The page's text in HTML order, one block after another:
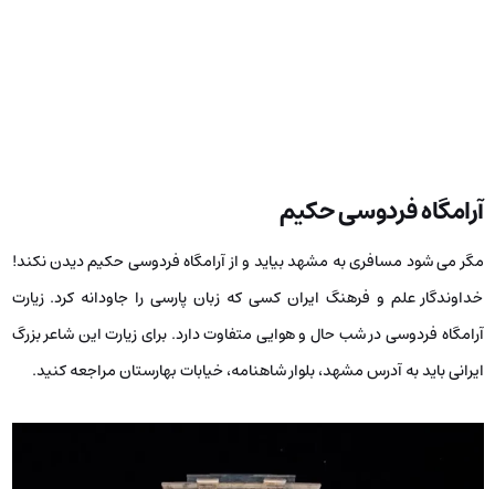
آرامگاه فردوسی حکیم
مگر می ­شود مسافری به مشهد بیاید و از آرامگاه فردوسی حکیم دیدن نکند!
خداوندگار علم و فرهنگ ایران کسی که زبان پارسی را جاودانه کرد. زیارت
آرامگاه فردوسی در شب حال و هوایی متفاوت دارد. برای زیارت این شاعر بزرگ
ایرانی باید به آدرس مشهد، بلوار شاهنامه، خیابات بهارستان مراجعه کنید.